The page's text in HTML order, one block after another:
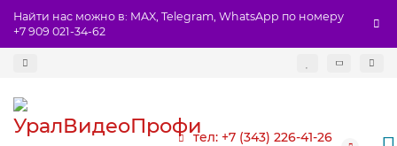
Найти нас можно в: MAX, Telegram, WhatsApp по номеру
+7 909 021-34-62
тел: +7 (343) 226-41-26